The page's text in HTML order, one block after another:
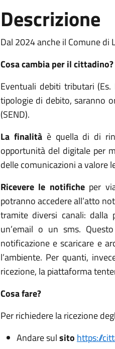
Descrizione
Dal 2024 anche il Comune
Cosa cambia per il cittadino?
Eventuali debiti tributari
tipologie di debito, saranno
(SEND).
La finalitàè quella di di
opportunità del digitale per
delle comunicazioni a valore
Ricevere le notificheper
potranno accedere all’atto
tramite diversi canali: dalla
un’email o un sms.
notificazione e scaricare e
l’ambiente. Per quanti,
ricezione, la piattaforma
Cosa fare?
Per richiedere la ricezione
Andare sulsito https://